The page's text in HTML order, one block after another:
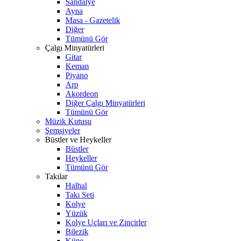
Sandalye
Ayna
Masa - Gazetelik
Diğer
Tümünü Gör
Çalgı Minyatürleri
Gitar
Keman
Piyano
Arp
Akordeon
Diğer Çalgı Minyatürleri
Tümünü Gör
Müzik Kutusu
Şemsiyeler
Büstler ve Heykeller
Büstler
Heykeller
Tümünü Gör
Takılar
Halhal
Takı Seti
Kolye
Yüzük
Kolye Uçları ve Zincirler
Bilezik